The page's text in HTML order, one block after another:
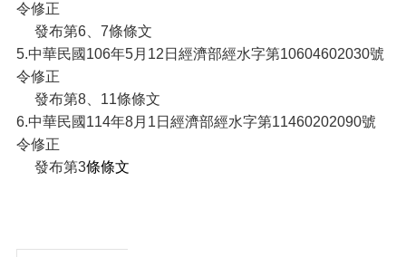
草
預
告
網
回
令修正
發布第6 7條條文
5.中華民國 106年5月 12 日經濟部經水字第10604602030號
令修正
發布第8 11條條文
6.中華民國 114年8月 1 日經濟部經水字第11460202090號
令修正
發布第3條條文